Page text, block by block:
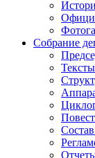
Собрание